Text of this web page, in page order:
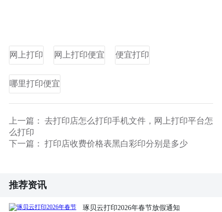
网上打印 网上打印便宜 便宜打印
哪里打印便宜
上一篇： 去打印店怎么打印手机文件，网上打印平台怎
么打印
下一篇： 打印店收费价格表黑白彩印分别是多少
推荐资讯
琢贝云打印2026年春节放假通知